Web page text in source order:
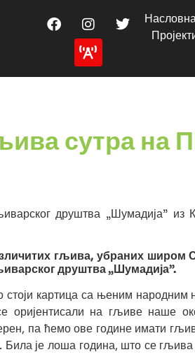
сутра на
друштва „Шумадија”
гљива, убраних широм
друштва „Шумадија”.
картица са њеним
оријентисали на гљиве наше
па ћемо ове године имати
Била је лоша година, што се